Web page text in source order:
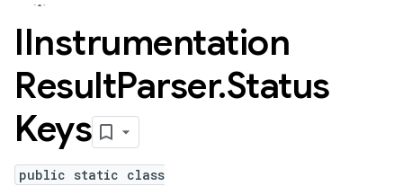
IInstrumentation
ResultParser.Status
Keys
public static class